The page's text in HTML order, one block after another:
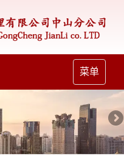
Toggle
navigation
菜单